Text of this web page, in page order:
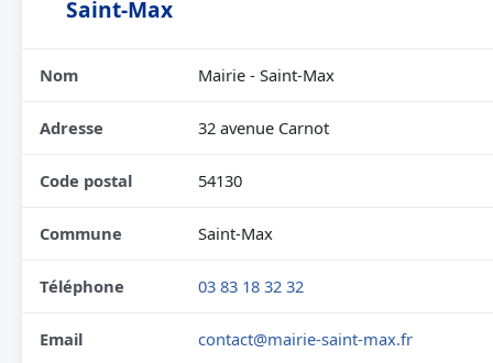
Saint-Max
Nom Mairie - Saint-Max
Adresse 32 avenue Carnot
Code postal 54130
Commune Saint-Max
Téléphone 03 83 18 32 32
Email contact@mairie-saint-max.fr